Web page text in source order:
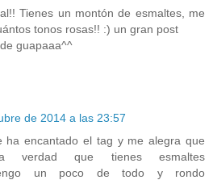
Tienes un montón de esmaltes, me
tonos rosas!! :) un gran post
guapaaa^^
de 2014 a las 23:57
ha encantado el tag y me alegra que
verdad que tienes esmaltes
tengo un poco de todo y rondo